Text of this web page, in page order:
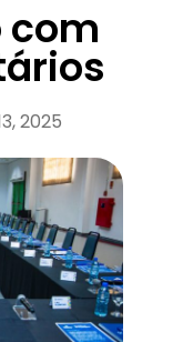
com
2025